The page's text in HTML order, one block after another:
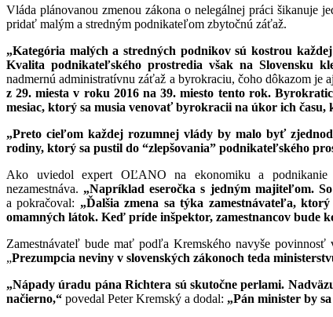
Vláda plánovanou zmenou zákona o nelegálnej práci
pridať malým a stredným podnikateľom zbytočnú záťaž.
„Kategória malých a stredných podnikov sú kostrou
Kvalita podnikateľského prostredia však na Slovensku
nadmernú administratívnu záťaž a byrokraciu, čoho dôkazom je
z 29. miesta v roku 2016 na 39. miesto tento rok.
mesiac, ktorý sa musia venovať byrokracii na úkor ich
„Preto cieľom každej rozumnej vlády by malo byť
rodiny, ktorý sa pustil do “zlepšovania” podnikateľského
Ako uviedol expert OĽANO na ekonomiku a
nezamestnáva. „Napríklad eseročka s jedným majiteľom.
a pokračoval: „Ďalšia zmena sa týka zamestnávateľa,
omamných látok. Keď príde inšpektor, zamestnancov bude
Zamestnávateľ bude mať podľa Kremského navyše
„Prezumpcia neviny v slovenských zákonoch teda
„Nápady úradu pána Richtera sú skutočne perlami.
načierno,“ povedal Peter Kremský a dodal: „Pán minister by